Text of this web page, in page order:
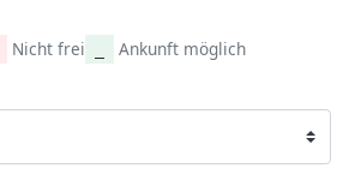
Nicht frei Ankunft möglich